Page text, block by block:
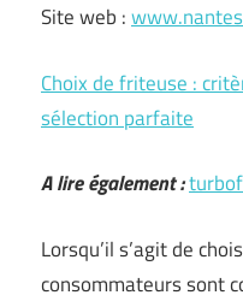
Site web :
Choix de friteuse :
sélection parfaite
A lire également :
Lorsqu’il s’agit de
consommateurs sont